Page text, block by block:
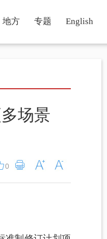
地方 专题 English
场景
0